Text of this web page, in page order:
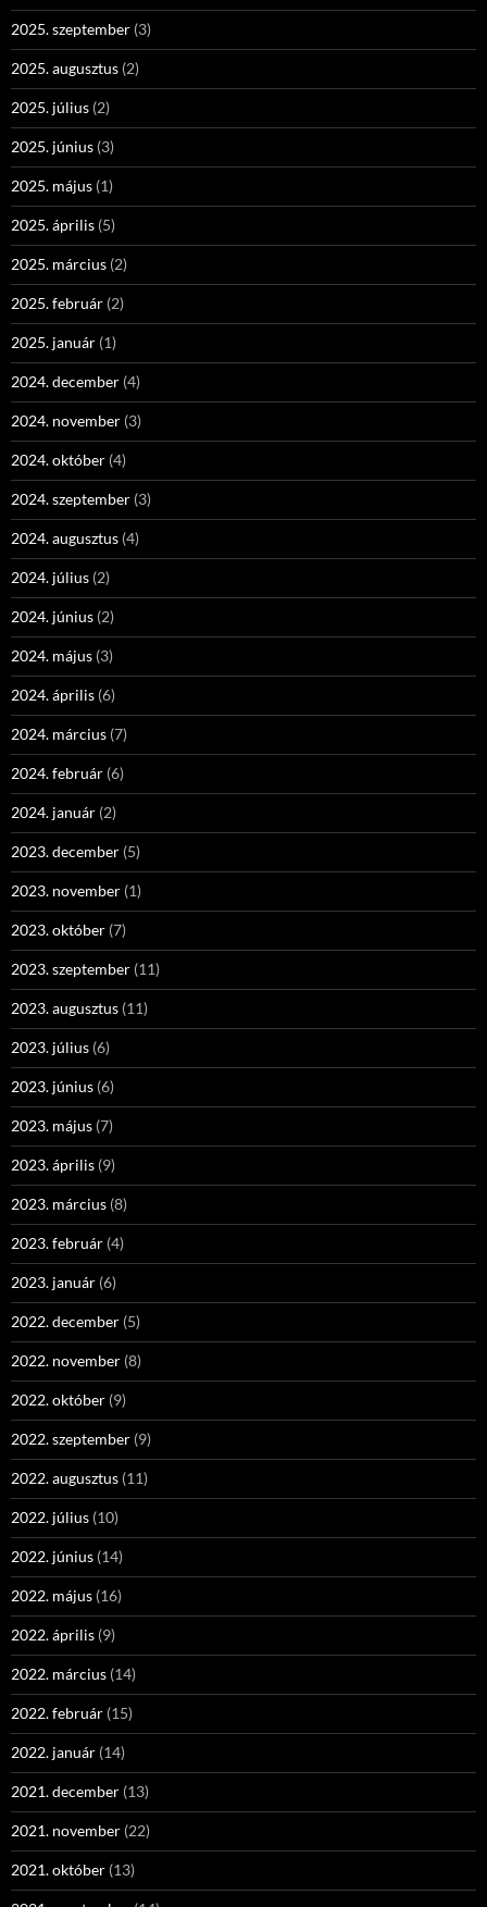
2025. szeptember (3)
2025. augusztus (2)
2025. július (2)
2025. június (3)
2025. május (1)
2025. április (5)
2025. március (2)
2025. február (2)
2025. január (1)
2024. december (4)
2024. november (3)
2024. október (4)
2024. szeptember (3)
2024. augusztus (4)
2024. július (2)
2024. június (2)
2024. május (3)
2024. április (6)
2024. március (7)
2024. február (6)
2024. január (2)
2023. december (5)
2023. november (1)
2023. október (7)
2023. szeptember (11)
2023. augusztus (11)
2023. július (6)
2023. június (6)
2023. május (7)
2023. április (9)
2023. március (8)
2023. február (4)
2023. január (6)
2022. december (5)
2022. november (8)
2022. október (9)
2022. szeptember (9)
2022. augusztus (11)
2022. július (10)
2022. június (14)
2022. május (16)
2022. április (9)
2022. március (14)
2022. február (15)
2022. január (14)
2021. december (13)
2021. november (22)
2021. október (13)